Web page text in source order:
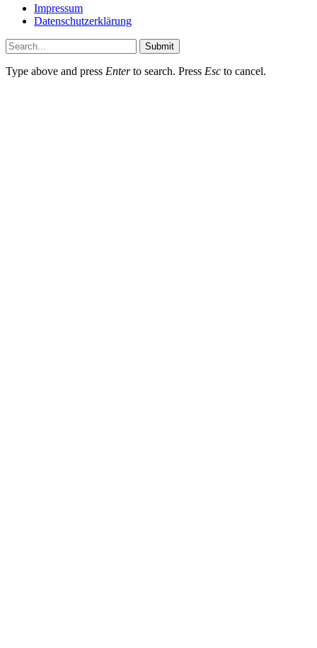
Impressum
Datenschutzerklärung
Submit
Type above and press Enterto search. Press Esc to cancel.